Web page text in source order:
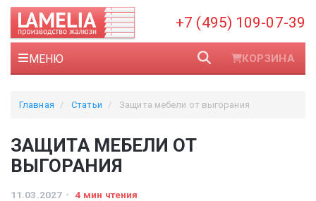
+7 (495) 109-07-39
МЕНЮ КОРЗИНА
Главная Статьи Защита мебели от выгорания
ЗАЩИТА МЕБЕЛИ ОТ
ВЫГОРАНИЯ
11.03.2027 4 мин чтения